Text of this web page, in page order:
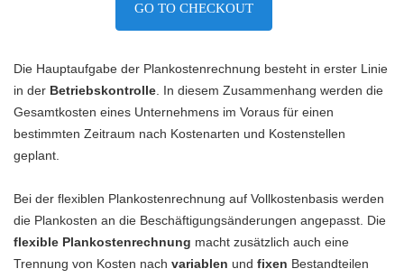
GO TO CHECKOUT
Die Hauptaufgabe der Plankostenrechnung besteht in erster Linie
in der Betriebskontrolle . In diesem Zusammenhang werden die
Gesamtkosten eines Unternehmens im Voraus für einen
bestimmten Zeitraum nach Kostenarten und Kostenstellen
geplant.
Bei der flexiblen Plankostenrechnung auf Vollkostenbasis werden
die Plankosten an die Beschäftigungsänderungen angepasst. Die
flexible Plankostenrechnung macht zusätzlich auch eine
Trennung von Kosten nach variablen und fixen Bestandteilen